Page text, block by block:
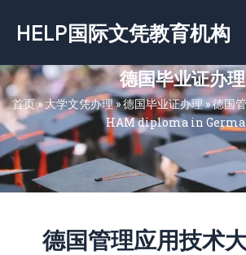
容
HELP国际文凭教育机构
德国毕业证办理
首页»大学文凭办理»德国毕业证办理»德国
HAM diploma in
德国管理应用技术